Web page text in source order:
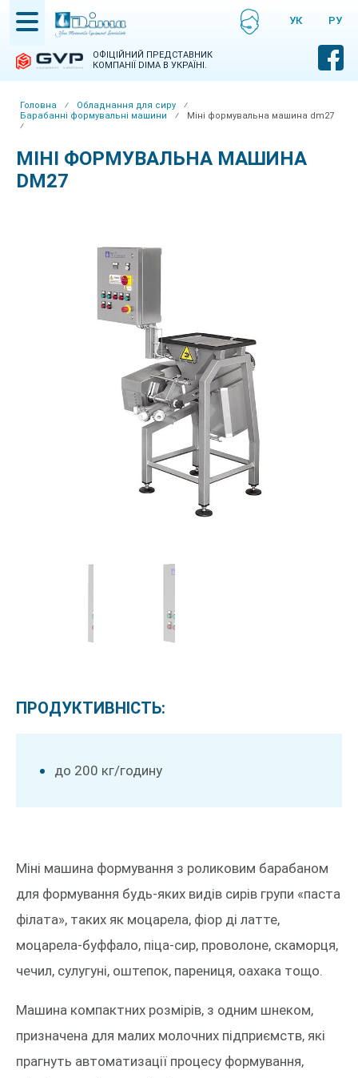
content
ОФІЦІЙНИЙ ПРЕДСТАВНИК
КОМПАНІЇ DIMA В УКРАЇНІ.
УКРАЇНСЬКА
Breadcrumb
Головна ⁄ Обладнання для сиру
⁄
Барабанні формувальні машини
⁄
Міні формувальна машина dm27
⁄
МІНІ ФОРМУВАЛЬНА МАШИНА
DM27
ПРОДУКТИВНІСТЬ:
до 200 кг/годину
Міні машина формування з роликовим барабаном
для формування будь-яких видів сирів групи «паста
філата», таких як моцарела, фіор ді латте,
моцарела-буффало, піца-сир, проволоне, скаморця,
чечил, сулугуні, оштепок, парениця, оахака тощо.
Машина компактних розмірів, з одним шнеком,
призначена для малих молочних підприємств, які
прагнуть автоматизації процесу формування,